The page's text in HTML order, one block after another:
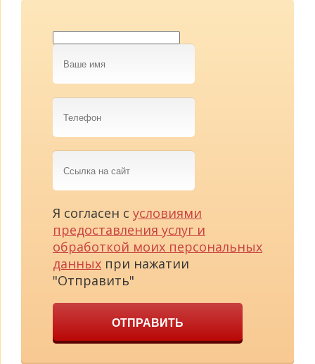
Ваше
имя
Телефон
Ссылка
на
сайт
Я согласен с условиями
предоставления услуг и
обработкой моих персональных
данных при нажатии
"Отправить"
ОТПРАВИТЬ